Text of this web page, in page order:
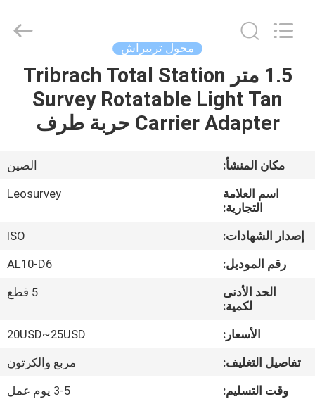
منزل،
معلومات
جولة
مراقبة
الجودة
Instrument
Co.,Ltd.
محول تريبراش
1.5 متر Tribrach Total Station
Survey Rotatable Light Tan
Carrier Adapter حربة طرف
مكان المنشأ:
الصين
اسم العلامة
التجارية:
Leosurvey
إصدار الشهادات:
ISO
رقم الموديل:
AL10-D6
الحد الأدنى
لكمية:
5 قطع
الأسعار:
20USD~25USD
تفاصيل التغليف:
مربع والكرتون
وقت التسليم:
3-5 يوم عمل